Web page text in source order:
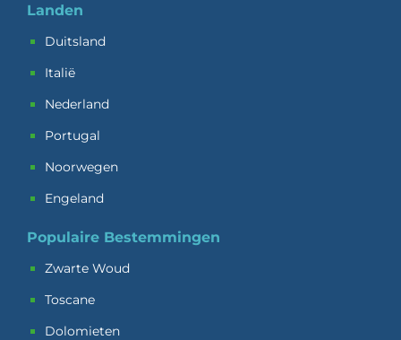
Landen
Duitsland
Italië
Nederland
Portugal
Noorwegen
Engeland
Populaire Bestemmingen
Zwarte Woud
Toscane
Dolomieten